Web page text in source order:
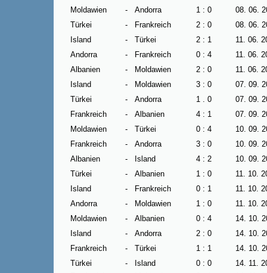
Moldawien
- Andorra 1 : 0
08. 06.
Türkei
- Frankreich 2 : 0
08. 06.
Island
- Türkei 2 : 1
11. 06.
Andorra
- Frankreich 0 : 4
11. 06.
Albanien
- Moldawien 2 : 0
11. 06.
Island
- Moldawien 3 : 0
07. 09.
Türkei
- Andorra 1 . 0
07. 09.
Frankreich
- Albanien 4 : 1
07. 09.
Moldawien
- Türkei 0 : 4
10. 09.
Frankreich
- Andorra 3 : 0
10. 09.
Albanien
- Island 4 : 2
10. 09.
Türkei
- Albanien 1 : 0
11. 10.
Island
- Frankreich 0 : 1
11. 10.
Andorra
- Moldawien 1 : 0
11. 10.
Moldawien
- Albanien 0 : 4
14. 10.
Island
- Andorra 2 : 0
14. 10.
Frankreich
- Türkei 1 : 1
14. 10.
Türkei
- Island 0 : 0
14. 11.